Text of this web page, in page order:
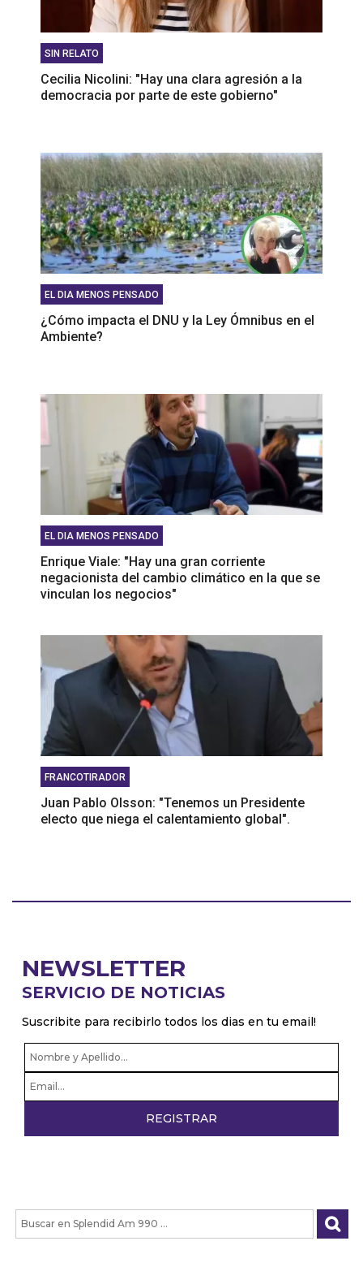
SIN RELATO
Cecilia Nicolini: "Hay una clara agresión a la
democracia por parte de este gobierno"
EL DIA MENOS PENSADO
¿Cómo impacta el DNU y la Ley Ómnibus en el
Ambiente?
EL DIA MENOS PENSADO
Enrique Viale: "Hay una gran corriente
negacionista del cambio climático en la que se
vinculan los negocios"
FRANCOTIRADOR
Juan Pablo Olsson: "Tenemos un Presidente
electo que niega el calentamiento global".
NEWSLETTER
SERVICIO DE NOTICIAS
Suscribite para recibirlo todos los dias en tu email!